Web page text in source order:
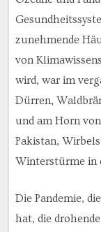
zunehmende
von
wird, war im
Dürren,
und am Horn
Pakistan,
Winterstürme in
Die Pandemie,
hat, die